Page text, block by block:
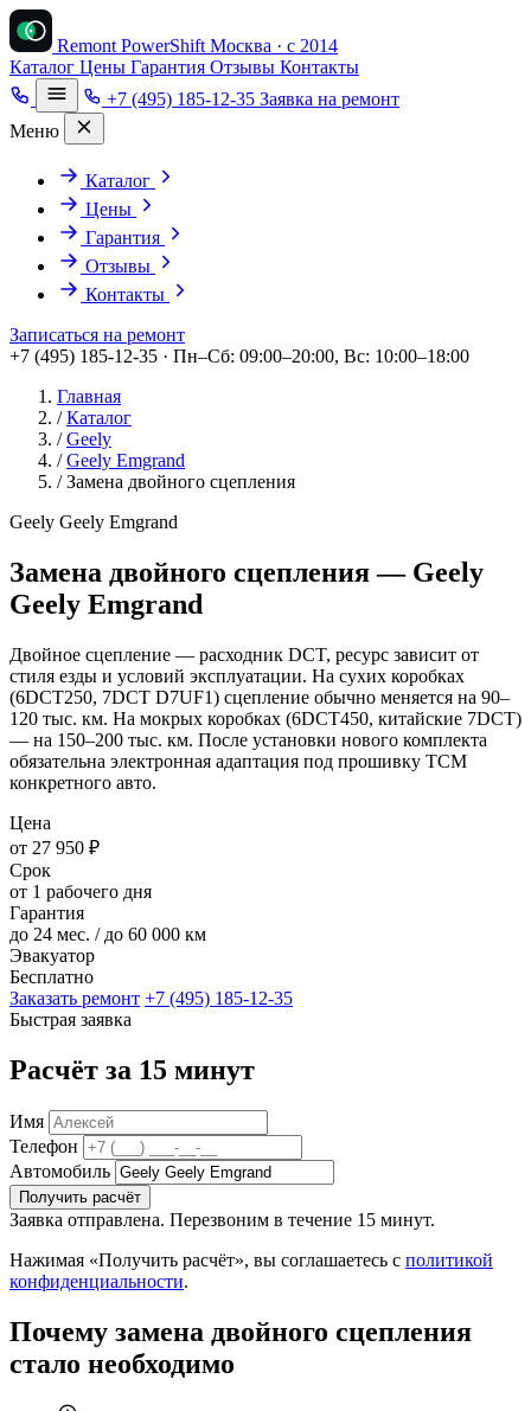
Remont PowerShift Москва · с 2014
Каталог Цены Гарантия Отзывы Контакты
+7 (495) 185-12-35 Заявка на ремонт
Меню
Каталог
Цены
Гарантия
Отзывы
Контакты
Записаться на ремонт
+7 (495) 185-12-35 · Пн–Сб: 09:00–20:00, Вс: 10:00–18:00
Главная
/ Каталог
/ Geely
/ Geely Emgrand
/ Замена двойного сцепления
Geely Geely Emgrand
Замена двойного сцепления — Geely
Geely Emgrand
Двойное сцепление — расходник DCT, ресурс зависит от
стиля езды и условий эксплуатации. На сухих коробках
(6DCT250, 7DCT D7UF1) сцепление обычно меняется на 90–
120 тыс. км. На мокрых коробках (6DCT450, китайские 7DCT)
— на 150–200 тыс. км. После установки нового комплекта
обязательна электронная адаптация под прошивку TCM
конкретного авто.
Цена
от 27 950 ₽
Срок
от 1 рабочего дня
Гарантия
до 24 мес. / до 60 000 км
Эвакуатор
Бесплатно
Заказать ремонт +7 (495) 185-12-35
Быстрая заявка
Расчёт за 15 минут
Имя
Телефон
Автомобиль
Получить расчёт
Заявка отправлена. Перезвоним в течение 15 минут.
Нажимая «Получить расчёт», вы соглашаетесь с политикой
конфиденциальности.
Почему замена двойного сцепления
стало необходимо